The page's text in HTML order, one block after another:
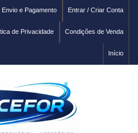
Entrar / Criar Conta
Envio e Pagamento
Condições de Venda
de Privacidade
Início